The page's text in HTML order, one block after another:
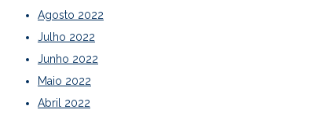
Agosto 2022
Julho 2022
Junho 2022
Maio 2022
Abril 2022